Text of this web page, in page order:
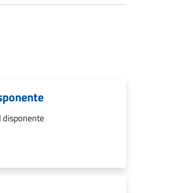
disponente